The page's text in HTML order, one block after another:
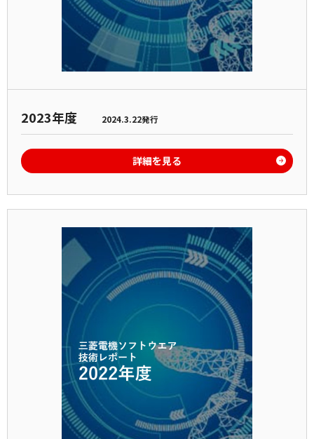
2023年度 2024.3.22発行
詳細を見る